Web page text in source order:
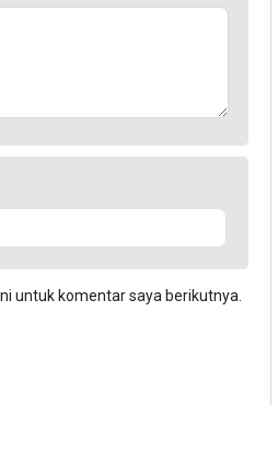
untuk komentar saya berikutnya.